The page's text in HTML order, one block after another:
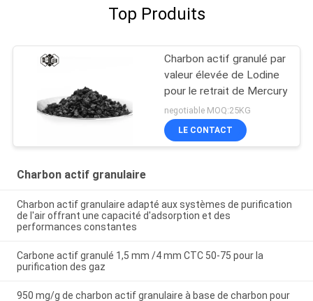
Top Produits
Charbon actif granulé par
valeur élevée de Lodine
pour le retrait de Mercury
negotiable MOQ:25KG
LE CONTACT
Charbon actif granulaire
Charbon actif granulaire adapté aux systèmes de purification
de l'air offrant une capacité d'adsorption et des
performances constantes
Carbone actif granulé 1,5 mm /4 mm CTC 50-75 pour la
purification des gaz
950 mg/g de charbon actif granulaire à base de charbon pour